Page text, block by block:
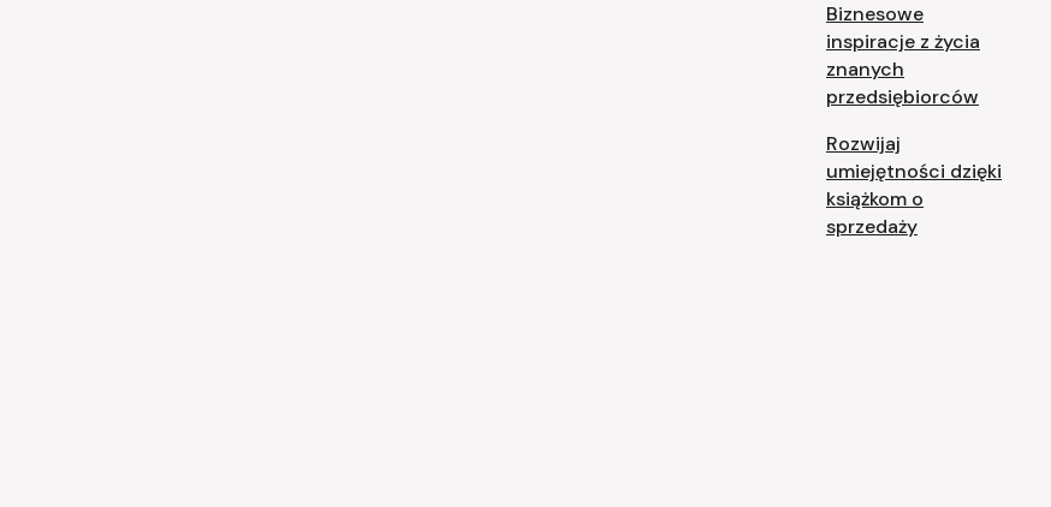
Biznesowe
inspiracje z życia
znanych
przedsiębiorców
Rozwijaj
umiejętności dzięki
książkom o
sprzedaży